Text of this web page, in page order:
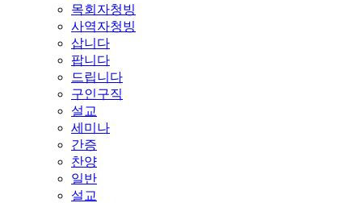
목회자청빙
사역자청빙
삽니다
팝니다
드립니다
구인구직
설교
세미나
간증
찬양
일반
설교